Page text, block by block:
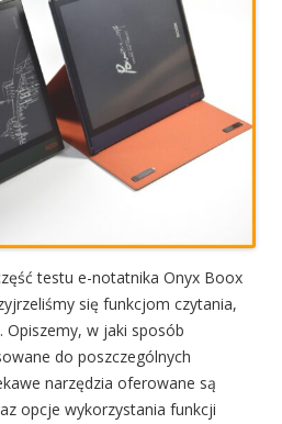
testu e-notatnika Onyx Boox
się funkcjom czytania,
Opiszemy, w jaki sposób
do poszczególnych
narzędzia oferowane są
opcje wykorzystania funkcji